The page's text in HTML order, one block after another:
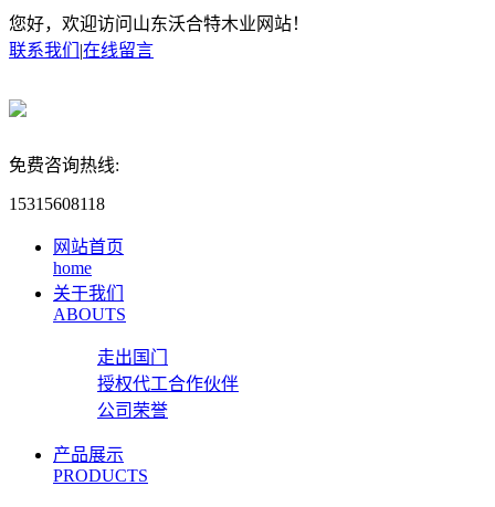
您好，欢迎访问山东沃合特木业网站！
联系我们 |在线留言
免费咨询热线:
15315608118
网站首页
home
关于我们
ABOUTS
走出国门
授权代工合作伙伴
公司荣誉
产品展示
PRODUCTS